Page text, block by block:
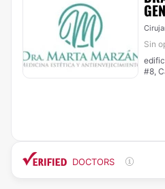
Sin
#8,
DOCTORS